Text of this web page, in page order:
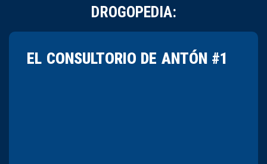
DROGOPEDIA:
EL CONSULTORIO DE ANTÓN #1